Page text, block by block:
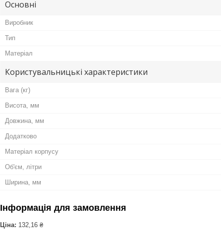
Основні
Виробник
Тип
Матеріал
Користувальницькі характеристики
Вага (кг)
Висота, мм
Довжина, мм
Додатково
Матеріал корпусу
Об'єм, літри
Ширина, мм
Інформація для замовлення
Ціна: 132,16 ₴